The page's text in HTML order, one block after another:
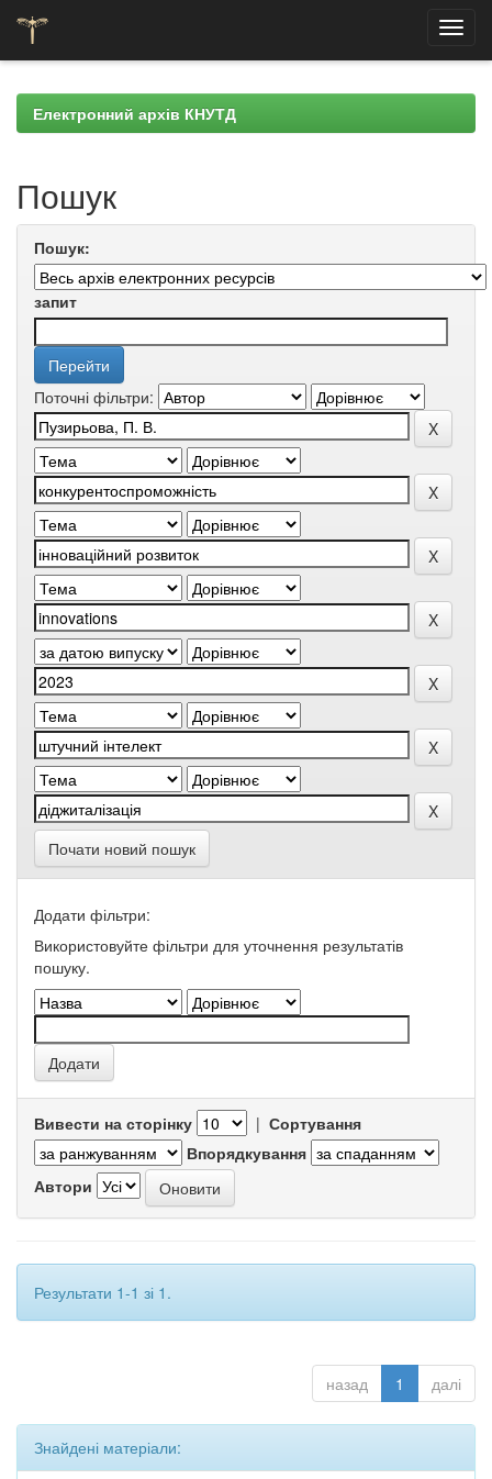
navigationЕлектронний архів КНУТД
Пошук
Пошук:
запит
Поточні фільтри:
Почати новий пошук
Додати фільтри:
Використовуйте фільтри для уточнення результатів
пошуку.
Вивести на сторінку | Сортування
Впорядкування
Автори
Результати 1-1 зі 1.
назад 1 далі
Знайдені матеріали: